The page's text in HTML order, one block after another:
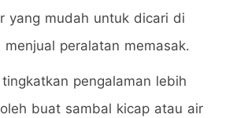
yang mudah untuk dicari di
peralatan memasak.
pengalaman lebih
buat sambal kicap atau air